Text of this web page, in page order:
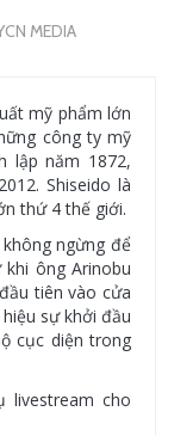
MEDIA
mỹ phẩm lớn
công ty mỹ
lập năm 1872,
Shiseido là
thứ 4 thế giới.
ngừng để
ông Arinobu
tiên vào cửa
sự khởi đầu
cục diện trong
livestream cho